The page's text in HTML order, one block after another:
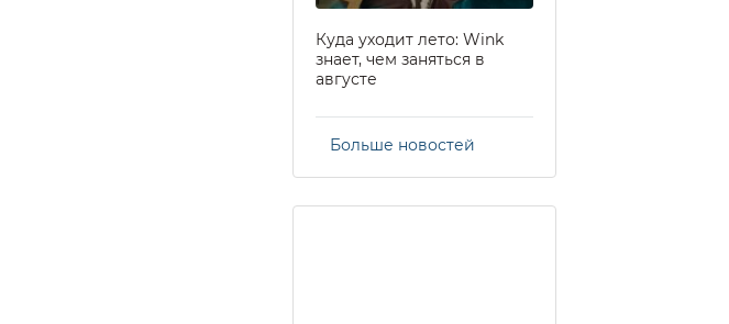
Куда уходит лето: Wink
знает, чем заняться в
августе
Больше новостей